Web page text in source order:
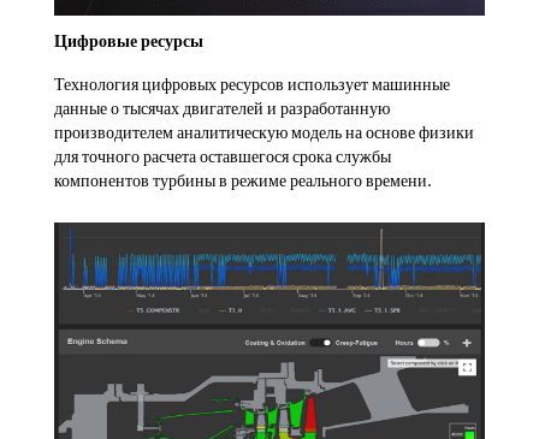
Цифровые ресурсы
Технология цифровых ресурсов использует машинные
данные о тысячах двигателей и разработанную
производителем аналитическую модель на основе физики
для точного расчета оставшегося срока службы
компонентов турбины в режиме реального времени.